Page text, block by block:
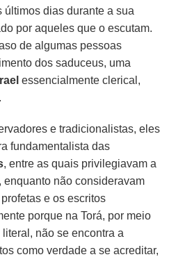
últimos dias durante a sua
por aqueles que o escutam.
de algumas pessoas
dos saduceus, uma
essencialmente clerical,
e tradicionalistas, eles
fundamentalista das
, entre as quais privilegiavam a
enquanto não consideravam
e os escritos
porque na Torá, por meio
não se encontra a
como verdade a se acreditar,